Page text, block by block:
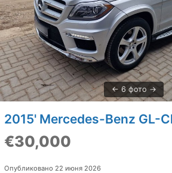
6 фото
2015' Mercedes-Benz GL-
€30,000
Опубликовано 22 июня 2026